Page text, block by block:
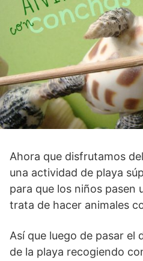
Ahora que disfrutamos
una actividad de playa
para que los niños pasen
trata de hacer animales
Así que luego de pasar el
de la playa recogiendo